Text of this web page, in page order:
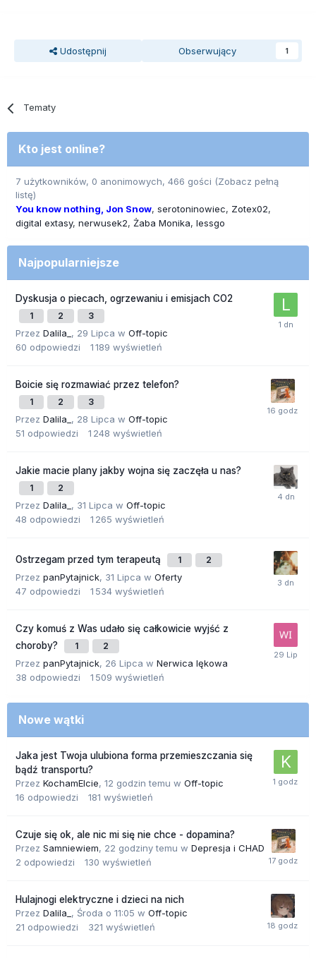
Udostępnij Obserwujący 1
Tematy
Kto jest online?
7 użytkowników, 0 anonimowych, 466 gości (Zobacz pełną
listę)
You know nothing, Jon Snow serotoninowiec
Zotex02
digital extasy nerwusek2 Żaba Monika lessgo
Najpopularniejsze
Dyskusja o piecach, ogrzewaniu i emisjach CO2
1 2 3
Przez Dalila_ , 29 Lipca w Off-topic
60 odpowiedzi 1 189 wyświetleń
Boicie się rozmawiać przez telefon?
1 2 3
Przez Dalila_ , 28 Lipca w Off-topic
51 odpowiedzi 1 248 wyświetleń
Jakie macie plany jakby wojna się zaczęła u nas?
1 2
Przez Dalila_ , 31 Lipca w Off-topic
48 odpowiedzi 1 265 wyświetleń
Ostrzegam przed tym terapeutą 1 2
Przez panPytajnick, 31 Lipca w Oferty
47 odpowiedzi 1 534 wyświetleń
Czy komuś z Was udało się całkowicie wyjść z
choroby?
1 2
Przez panPytajnick, 26 Lipca w Nerwica lękowa
38 odpowiedzi 1 509 wyświetleń
Nowe wątki
Jaka jest Twoja ulubiona forma przemieszczania się
bądź transportu?
Przez KochamElcie, 12 godzin temu w Off-topic
16 odpowiedzi 181 wyświetleń
Czuje się ok, ale nic mi się nie chce - dopamina?
Przez Samniewiem, 22 godziny temu w Depresja i CHAD
2 odpowiedzi 130 wyświetleń
Hulajnogi elektryczne i dzieci na nich
Przez Dalila_ , Środa o 11:05 w Off-topic
21 odpowiedzi 321 wyświetleń